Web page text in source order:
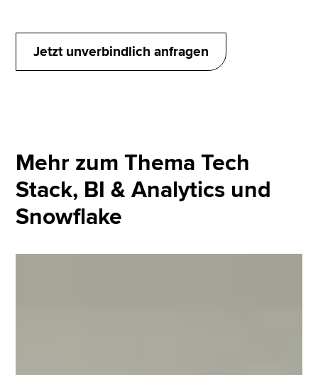
Leistungsbewertungen deutlich datengetriebener.
Jetzt unverbindlich anfragen
Mehr zum Thema Tech
Stack, BI & Analytics und
Snowflake